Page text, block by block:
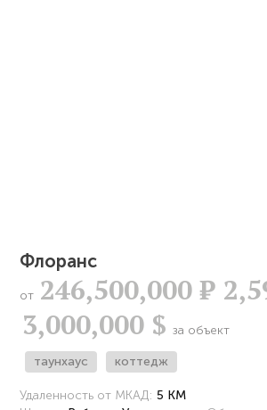
Флоранс
от 246,500,000Р
3,000,000 $ за объект
таунхаус коттедж
Удаленность от МКАД: 5 КМ